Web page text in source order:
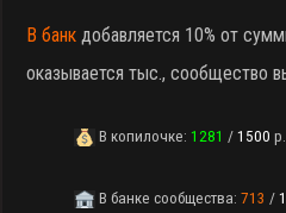
В банкдобавляется 10% от
оказывается тыс., сообщество
В копилочке:1281 /1500р.
В банке сообщества:713 /